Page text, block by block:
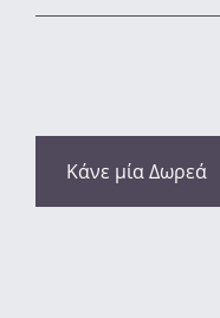
Κάνε μία Δωρεά